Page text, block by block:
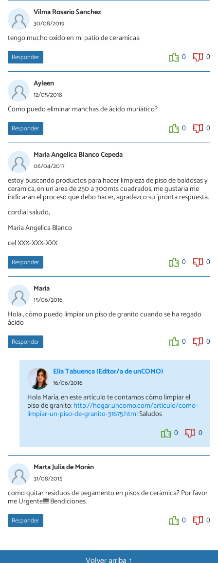
Vilma Rosario Sanchez
30/08/2019
tengo mucho oxido en mi patio de ceramicaa
Responder 0 0
Ayleen
12/05/2018
Como puedo eliminar manchas de ácido muriático?
Responder 0 0
Maria Angelica Blanco Cepeda
06/04/2017
estoy buscando productos para hacer limpieza de piso de baldosas y
ceramica, en un area de 250 a 300mts cuadrados, me gustaria me
indicaran el proceso que debo hacer, agradezco su ´pronta respuesta.
cordial saludo,
Maria Angelica Blanco
cel XXX-XXX-XXX
Responder 0 0
Maria
15/06/2016
Hola , cómo puedo limpiar un piso de granito cuando se ha regado
ácido
Responder 0 0
Elia Tabuenca (Editor/a de unCOMO)
16/06/2016
Hola María, en este artículo te contamos cómo limpiar el
piso de granito:http://hogar.uncomo.com/articulo/como-
limpiar-un-piso-de-granito-31675.htmlSaludos
0 0
Marta Julia de Morán
31/08/2015
como quitar residuos de pegamento en pisos de cerámica? Por favor
me Urgente!!!!!! Bendiciones.
Responder 0 0